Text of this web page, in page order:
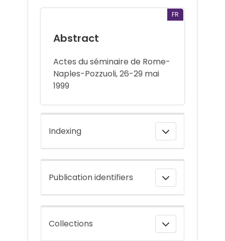
FR
Abstract
Actes du séminaire de Rome-
Naples-Pozzuoli, 26-29 mai
1999
Indexing
Publication identifiers
Collections